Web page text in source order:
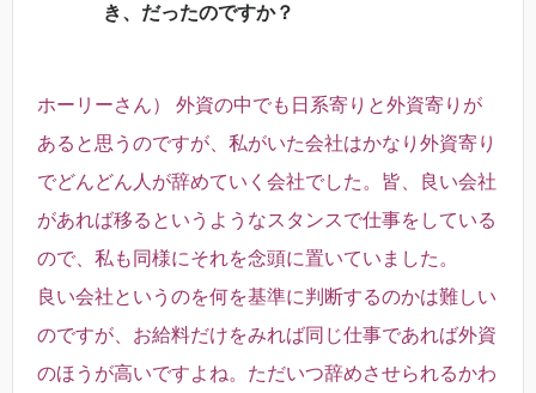
き、だったのですか？
ホーリーさん） 外資の中でも日系寄りと外資寄りが
あると思うのですが、私がいた会社はかなり外資寄り
でどんどん人が辞めていく会社でした。皆、良い会社
があれば移るというようなスタンスで仕事をしている
ので、私も同様にそれを念頭に置いていました。
良い会社というのを何を基準に判断するのかは難しい
のですが、お給料だけをみれば同じ仕事であれば外資
のほうが高いですよね。ただいつ辞めさせられるかわ